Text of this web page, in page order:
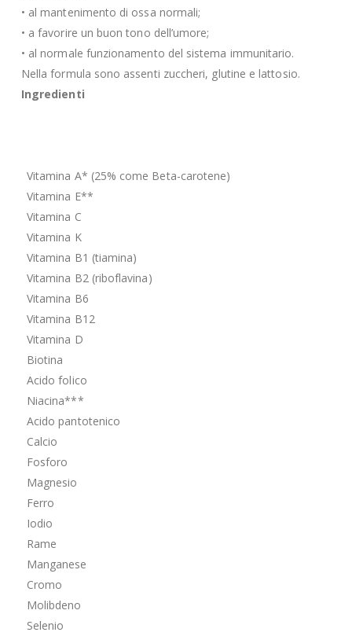
• al mantenimento di ossa normali;
• a favorire un buon tono dell’umore;
• al normale funzionamento del sistema immunitario.
Nella formula sono assenti zuccheri, glutine e lattosio.
Ingredienti
Vitamina A* (25% come Beta-carotene)
Vitamina E**
Vitamina C
Vitamina K
Vitamina B1 (tiamina)
Vitamina B2 (riboflavina)
Vitamina B6
Vitamina B12
Vitamina D
Biotina
Acido folico
Niacina***
Acido pantotenico
Calcio
Fosforo
Magnesio
Ferro
Iodio
Rame
Manganese
Cromo
Molibdeno
Selenio